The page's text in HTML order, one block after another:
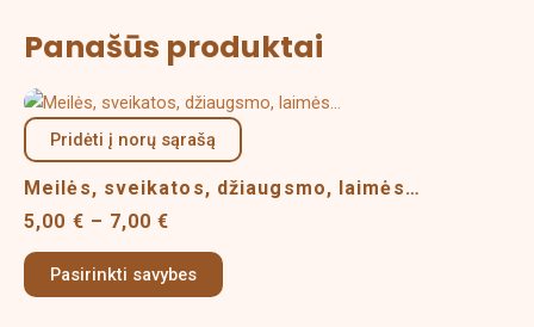
Panašūs produktai
Pridėti į norų sąrašą
Meilės, sveikatos, džiaugsmo, laimės…
5,00 € – 7,00€
Price
range:
5,00 €
through
7,00 €
Pasirinkti savybes
This
product
has
multiple